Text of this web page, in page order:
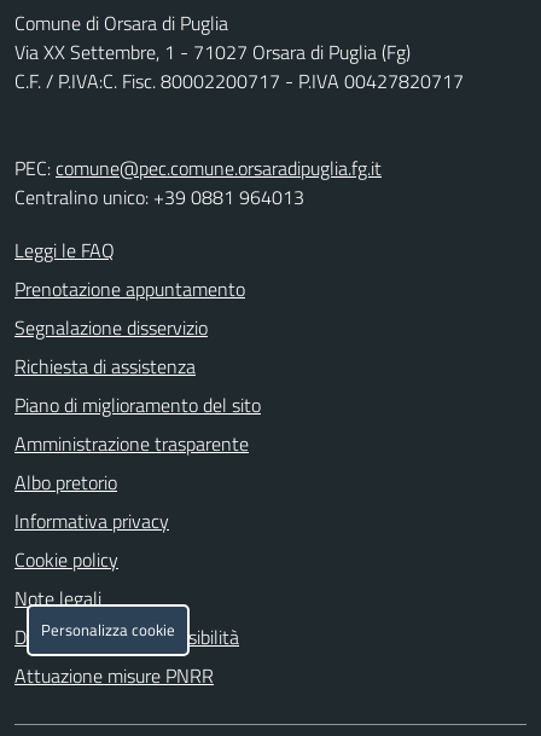
Comune di Orsara di Puglia
Via XX Settembre, 1 - 71027 Orsara di Puglia (Fg)
C.F. / P.IVA:C. Fisc. 80002200717 - P.IVA 00427820717
PEC:comune@pec.comune.orsaradipuglia.fg.it
Centralino unico: +39 0881 964013
Leggi le FAQ
Prenotazione appuntamento
Segnalazione disservizio
Richiesta di assistenza
Piano di miglioramento del sito
Amministrazione trasparente
Albo pretorio
Informativa privacy
Cookie policy
Note legali
Dichiarazione di accessibilità
Attuazione misure PNRR
Personalizza cookie